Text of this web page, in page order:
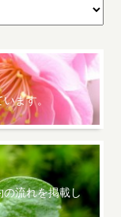
ます。
流れを掲載し